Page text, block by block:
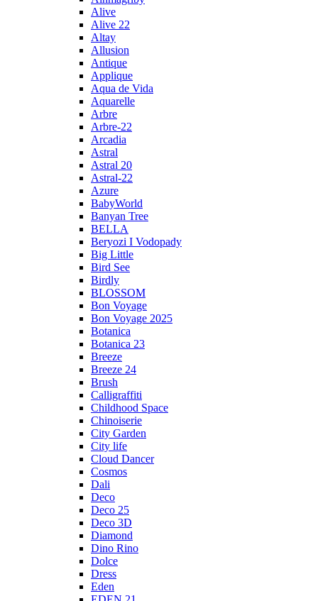
Alive
Alive 22
Altay
Allusion
Antique
Applique
Aqua de Vida
Aquarelle
Arbre
Arbre-22
Arcadia
Astral
Astral 20
Astral-22
Azure
BabyWorld
Banyan Tree
BELLA
Beryozi I Vodopady
Big Little
Bird See
Birdly
BLOSSOM
Bon Voyage
Bon Voyage 2025
Botanica
Botanica 23
Breeze
Breeze 24
Brush
Calligraffiti
Childhood Space
Chinoiserie
City Garden
City life
Cloud Dancer
Cosmos
Dali
Deco
Deco 25
Deco 3D
Diamond
Dino Rino
Dolce
Dress
Eden